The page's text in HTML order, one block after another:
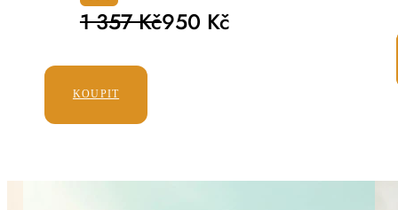
1 357 Kč950 Kč
KOUPIT